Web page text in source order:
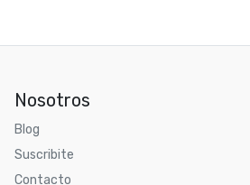
Nosotros
Blog
Suscribite
Contacto